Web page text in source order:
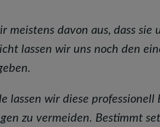
meistens davon aus, dass sie
lassen wir uns noch den
lassen wir diese
zu vermeiden. Bestimmt